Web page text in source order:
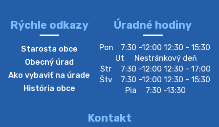
4. augusta 2026 10:05
Zberný dvor-Gyűjtőudvar
Oznamujeme obyvateľom, že v stredu 05. augusta
bude zberný dvor zatvorený. Értesítjük a lakosokat,
hogy szerdán augusztus 05-én a gyűjtőudvar zárva
lesz https://ciernybrod.sk?p=214…
Rýchle odkazy
Starosta obce
Obecný úrad
Ako vybaviť na úrade
História obce
Úradné hodiny
Pon
7:30 -12:00 12:30 - 15:30
Ut
Nestránkový deň
Str
7:30 -12:00 12:30 - 17:00
Štv
7:30 -12:00 12:30 - 15:30
Pia
7:30 -13:30
Kontakt